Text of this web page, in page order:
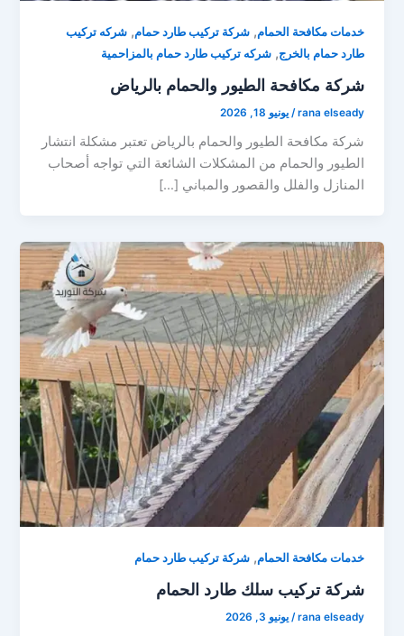
خدمات مكافحة الحمام,شركة تركيب طارد حمام,شركه تركيب
طارد حمام بالخرج,شركه تركيب طارد حمام بالمزاحمية
شركة مكافحة الطيور والحمام بالرياض
rana elseady
/يونيو 18, 2026
شركة مكافحة الطيور والحمام بالرياض تعتبر مشكلة انتشار
الطيور والحمام من المشكلات الشائعة التي تواجه أصحاب
المنازل والفلل والقصور والمباني […]
خدمات مكافحة الحمام,شركة تركيب طارد حمام
شركة تركيب سلك طارد الحمام
rana elseady
/يونيو 3, 2026